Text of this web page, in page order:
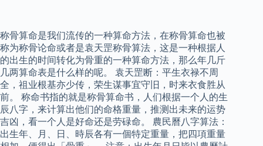
称骨算命是我们流传的一种算命方法，在称骨算命也被
称为称骨论命或者是袁天罡称骨算法，这是一种根据人
的出生的时间转化为骨重的一种算命方法，那么年几斤
几两算命表是什么样的呢。 袁天罡断：平生衣禄不周
全，祖业根基亦少传，荣生谋事宜守旧，时来衣食胜从
前。 称命书指的就是称骨算命书，人们根据一个人的生
辰八字，来计算出他们的命格重量，推测出未来的运势
吉凶，看一个人是好命还是劳碌命。 農民曆八字算法：
出生年、月、日、時辰各有一個特定重量，把四項重量